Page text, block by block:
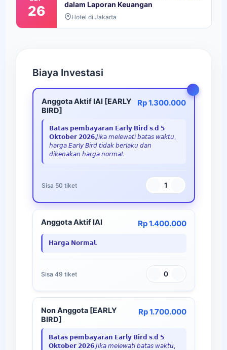
26
dalam Laporan Keuangan
Hotel di Jakarta
Biaya Investasi
Anggota Aktif IAI [EARLY
BIRD]
Rp 1.300.000
𝗕𝗮𝘁𝗮𝘀 𝗽𝗲𝗺𝗯𝗮𝘆𝗮𝗿𝗮𝗻 𝗘𝗮𝗿𝗹𝘆 𝗕𝗶𝗿𝗱 𝘀.𝗱 𝟱
𝗢𝗸𝘁𝗼𝗯𝗲𝗿 𝟮𝟬𝟮𝟲.𝘑𝘪𝘬𝘢 𝘮𝘦𝘭𝘦𝘸𝘢𝘵𝘪 𝘣𝘢𝘵𝘢𝘴 𝘸𝘢𝘬𝘵𝘶,
𝘩𝘢𝘳𝘨𝘢 𝘌𝘢𝘳𝘭𝘺 𝘉𝘪𝘳𝘥 𝘵𝘪𝘥𝘢𝘬 𝘣𝘦𝘳𝘭𝘢𝘬𝘶 𝘥𝘢𝘯
𝘥𝘪𝘬𝘦𝘯𝘢𝘬𝘢𝘯 𝘩𝘢𝘳𝘨𝘢 𝘯𝘰𝘳𝘮𝘢𝘭.
Sisa 50 tiket 1
Anggota Aktif IAI Rp 1.400.000
𝗛𝗮𝗿𝗴𝗮 𝗡𝗼𝗿𝗺𝗮𝗹.
Sisa 49 tiket 0
Non Anggota [EARLY
BIRD]
Rp 1.700.000
𝗕𝗮𝘁𝗮𝘀 𝗽𝗲𝗺𝗯𝗮𝘆𝗮𝗿𝗮𝗻 𝗘𝗮𝗿𝗹𝘆 𝗕𝗶𝗿𝗱 𝘀.𝗱 𝟱
𝗢𝗸𝘁𝗼𝗯𝗲𝗿 𝟮𝟬𝟮𝟲.𝘑𝘪𝘬𝘢 𝘮𝘦𝘭𝘦𝘸𝘢𝘵𝘪 𝘣𝘢𝘵𝘢𝘴 𝘸𝘢𝘬𝘵𝘶,